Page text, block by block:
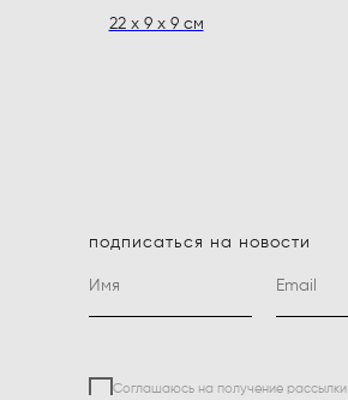
22 х 9 х 9 см
подписаться на новости
Соглашаюсь на получение рассылки